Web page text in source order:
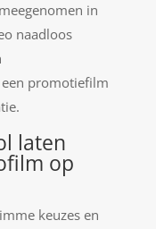
in
naadloos
promotiefilm
laten
op
keuzes en